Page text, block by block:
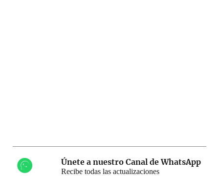
Únete a nuestro Canal de WhatsApp
Recibe todas las actualizaciones